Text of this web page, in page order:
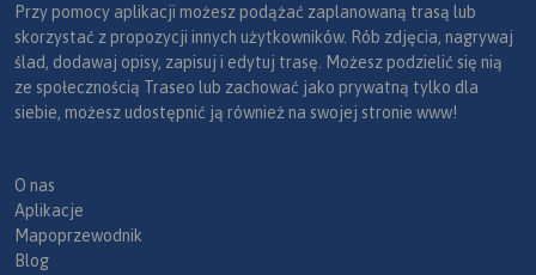
Przy pomocy aplikacji możesz podążać zaplanowaną trasą lub
skorzystać z propozycji innych użytkowników. Rób zdjęcia, nagrywaj
ślad, dodawaj opisy, zapisuj i edytuj trasę. Możesz podzielić się nią
ze społecznością Traseo lub zachować jako prywatną tylko dla
siebie, możesz udostępnić ją również na swojej stronie www!
O nas
Aplikacje
Mapoprzewodnik
Blog